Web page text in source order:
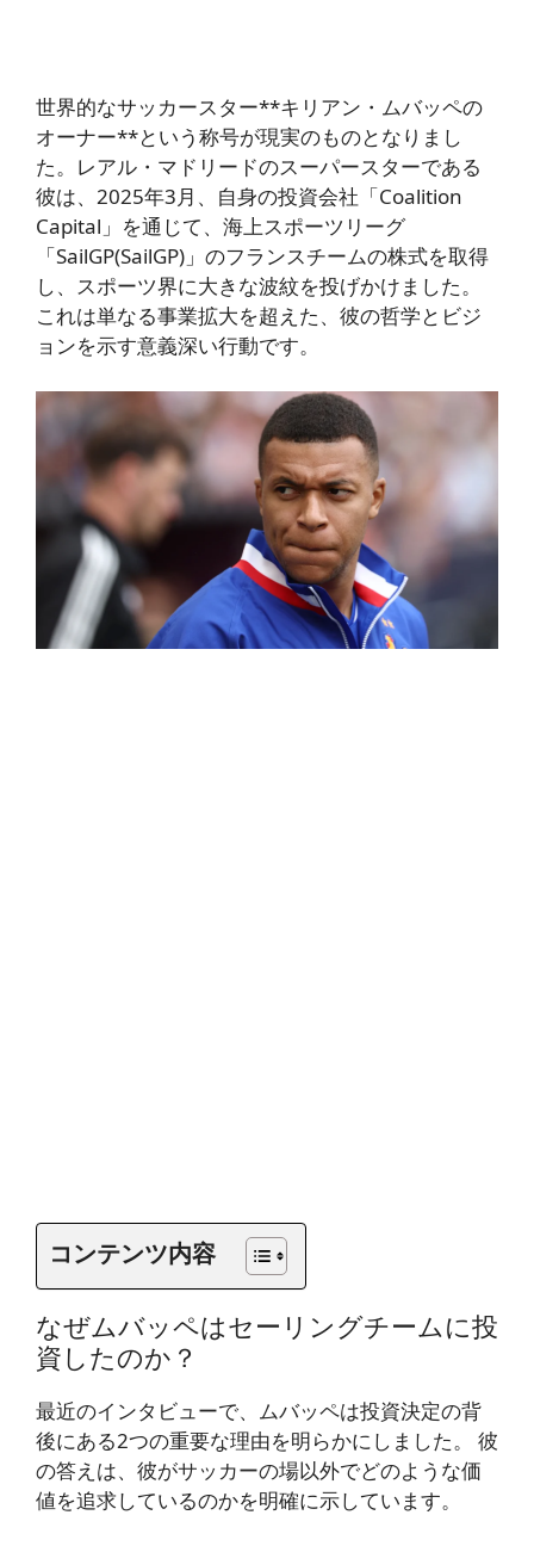
世界的なサッカースター**キリアン・ムバッペの
オーナー**という称号が現実のものとなりまし
た。レアル・マドリードのスーパースターである
彼は、2025年3月、自身の投資会社「Coalition
Capital」を通じて、海上スポーツリーグ
「SailGP(SailGP)」のフランスチームの株式を取得
し、スポーツ界に大きな波紋を投げかけました。
これは単なる事業拡大を超えた、彼の哲学とビジ
ョンを示す意義深い行動です。
コンテンツ内容
なぜムバッペはセーリングチームに投
資したのか？
最近のインタビューで、ムバッペは投資決定の背
後にある2つの重要な理由を明らかにしました。 彼
の答えは、彼がサッカーの場以外でどのような価
値を追求しているのかを明確に示しています。